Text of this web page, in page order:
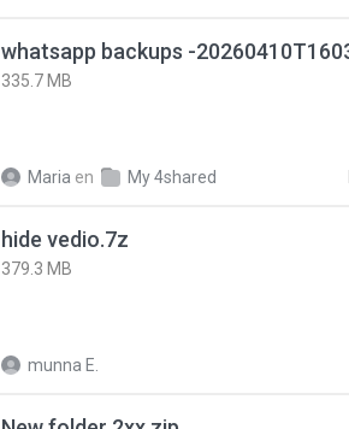
335.7 MB
Maria en My 4shared
hide vedio.7z
379.3 MB
munna E.